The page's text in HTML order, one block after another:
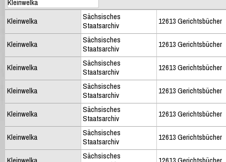
Kleinwelka
Sächsisches
Staatsarchiv
12613 Gerichtsbücher
Kleinwelka
Sächsisches
Staatsarchiv
12613 Gerichtsbücher
Kleinwelka
Sächsisches
Staatsarchiv
12613 Gerichtsbücher
Kleinwelka
Sächsisches
Staatsarchiv
12613 Gerichtsbücher
Kleinwelka
Sächsisches
Staatsarchiv
12613 Gerichtsbücher
Kleinwelka
Sächsisches
Staatsarchiv
12613 Gerichtsbücher
Sächsisches